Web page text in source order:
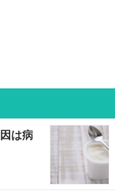
は病